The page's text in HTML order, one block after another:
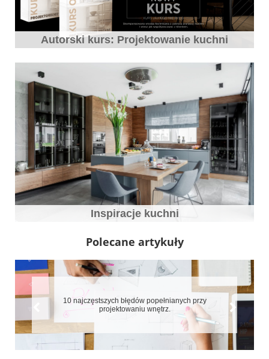
Autorski kurs: Projektowanie kuchni
Inspiracje kuchni
Polecane artykuły
10 najczęstszych błędów popełnianych przy
projektowaniu wnętrz.